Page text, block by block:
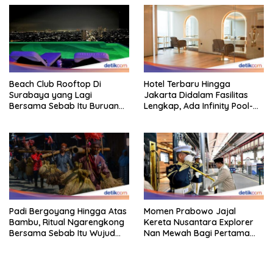
Beach Club Rooftop Di
Surabaya yang Lagi
Bersama Sebab Itu Buruan
Hotel Terbaru Hingga
Jakarta Didalam Fasilitas
Lengkap, Ada Infinity Pool-
Padi Bergoyang Hingga Atas
Bambu, Ritual Ngarengkong
Bersama Sebab Itu Wujud
Momen Prabowo Jajal
Kereta Nusantara Explorer
Nan Mewah Bagi Pertama